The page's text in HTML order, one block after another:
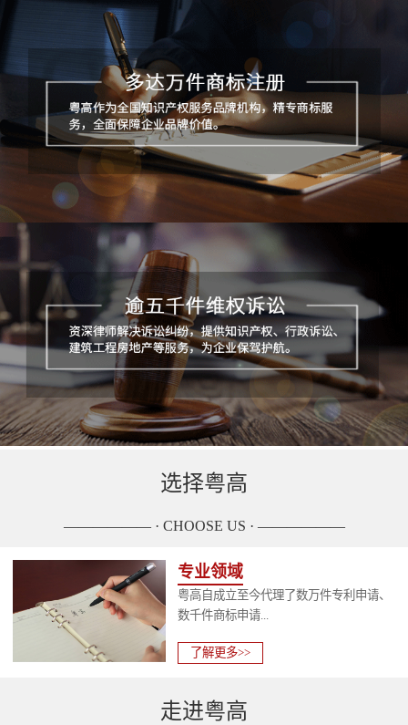
选择粤高
—————— · CHOOSE US · ——————
专业领域
粤高自成立至今代理了数万件专利申请、
数千件商标申请...
了解更多>>
走进粤高